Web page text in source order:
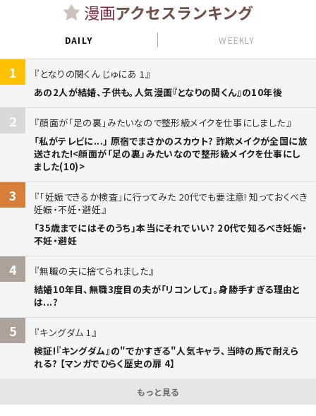
漫画アクセスランキング
DAILY WEEKLY
1
となりの関くん じゅにあ 1
あの2人が結婚、子供も。人気漫画『となりの関くん』の10年後
2
顔面が「足の裏」みたいなので整形級メイクを仕事にしました
「私がテレビに...」 原宿でまさかのスカウト? 詐欺メイクが全国に放
送された!<顔面が「足の裏」みたいなので整形級メイクを仕事にし
ました(10)>
3
「妊娠できるか検査」に行ってみた 20代でも要注意! 知っておくべき
妊娠・不妊・避妊
「35歳までにはそのうち」本当にそれでいい? 20代で知るべき妊娠・
不妊・避妊
4
無職の夫に捨てられました
結婚10年目、無職3度目の夫が「リコンして」。身勝手すぎる理由と
は...?
5
キングダム 1
検証!『キングダム』の"でかすぎる"人気キャラ、当時の馬で耐えら
れる? 【マンガでひらく歴史の扉 4】
もっと見る